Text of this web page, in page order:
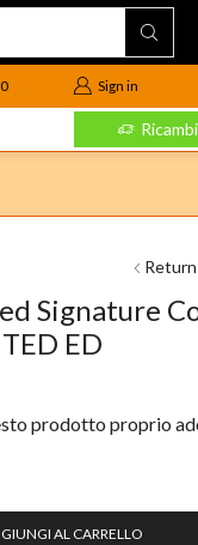
Sign in
Signature
ED
prodotto proprio
AL CARRELLO